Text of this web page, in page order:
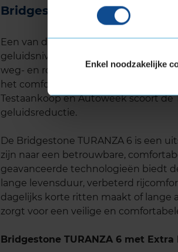
Enkel noodzakelijke
Bridgestone TURANZA 6
Een van de belangrijkste
geluidsniveau. Het loopvlakontwerp
weg- en rolgeluid te minimaliseren.
het comfort en de algehele
Testaankoop en Autoweek scoort de
geluidsreductie.
De Bridgestone TURANZA 6 is een
zijn naar een betrouwbare,
geavanceerde technologieën biedt
lange levensduur, verbeterd
dagelijks korte ritten maakt of lange
zorgt voor een veilige en
Bridgestone TURANZA 6 met